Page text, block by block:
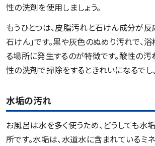
性の洗剤を使用しましょう。
もうひとつは、皮脂汚れと石けん成分が反
石けん」です。黒や灰色のぬめり汚れで、
る場所に発生するのが特徴です。酸性の汚
性の洗剤で掃除をするときれいになるでし
水垢の汚れ
お風呂は水を多く使うため、どうしても水
所です。水垢は、水道水に含まれているミ